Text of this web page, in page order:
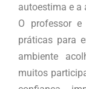
autoestima e a
O professor
práticas para
ambiente
muitos